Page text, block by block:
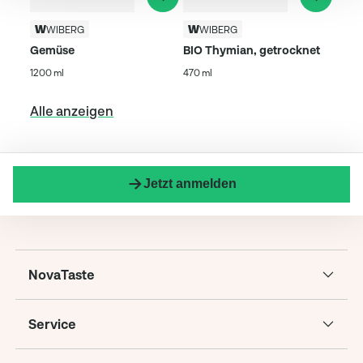
WIBERG
Gemüse
1200 ml
WIBERG
BIO Thymian, getrocknet
470 ml
Alle anzeigen
Jetzt anmelden
NovaTaste
Service